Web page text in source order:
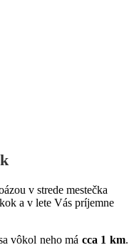
v strede mestečka
a v lete Vás príjemne
vôkol neho má cca 1 km.